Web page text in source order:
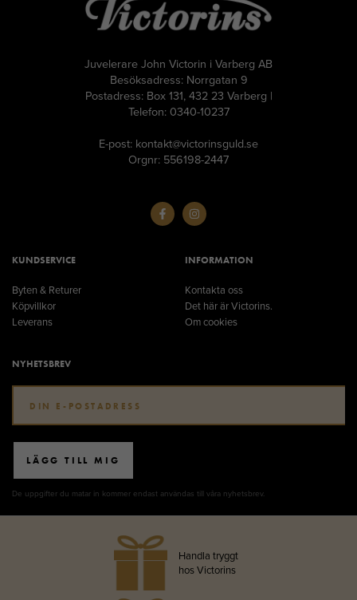
Juvelerare John Victorin i Varberg AB
Besöksadress: Norrgatan 9
Postadress: Box 131, 432 23 Varberg |
Telefon: 0340-10237
E-post: kontakt@victorinsguld.se
Orgnr: 556198-2447
KUNDSERVICE
Byten & Returer
Köpvillkor
Leverans
INFORMATION
Kontakta oss
Det här är Victorins.
Om cookies
NYHETSBREV
LÄGG TILL MIG
De uppgifter du matar in kommer endast användas till våra nyhetsbrev.
Handla tryggt
hos Victorins